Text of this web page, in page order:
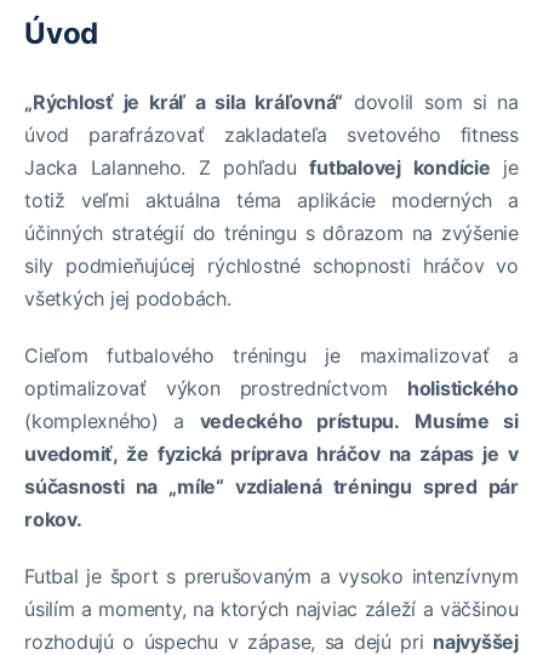
Úvod
„Rýchlosť je kráľ a sila kráľovná“ dovolil som si na
úvod parafrázovať zakladateľa svetového fitness
Jacka Lalanneho. Z pohľadufutbalovej kondície je
totiž veľmi aktuálna téma aplikácie moderných a
účinných stratégií do tréningu s dôrazom na zvýšenie
sily podmieňujúcej rýchlostné schopnosti hráčov vo
všetkých jej podobách.
Cieľom futbalového tréningu je maximalizovať a
optimalizovať výkon prostredníctvom holistického
(komplexného) a vedeckého prístupu.
Musíme si
uvedomiť, že fyzická príprava hráčov na zápas je v
súčasnosti na „míle“ vzdialená tréningu spred pár
rokov.
Futbal je šport s prerušovaným a vysoko intenzívnym
úsilím a momenty, na ktorých najviac záleží a väčšinou
rozhodujú o úspechu v zápase, sa dejú pri najvyššej